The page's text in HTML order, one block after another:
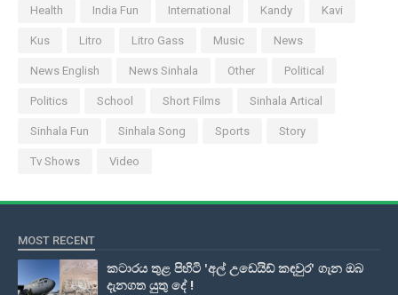
Health India Fun International Kandy Kavi
Kus Litro Litro Gass Music News
News English News Sinhala Other Political
Politics School Short Films Sinhala Artical
Sinhala Fun Sinhala Song Sports Story
Tv Shows Video
MOST RECENT
කටාරය තුළ පිහිටි 'අල් උඩෙයිඩ් කඳවුර' ගැන ඔබ
දැනගත යුතු දේ !